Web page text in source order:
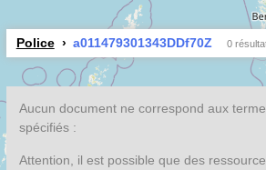
Police a011479301343DDf70Z 0
Aucun document ne correspond aux
spécifiés :
Attention, il est possible que des